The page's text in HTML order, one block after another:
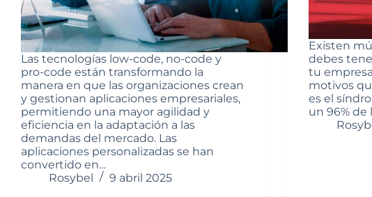
Las tecnologías low-code, no-code y
pro-code están transformando la
manera en que las organizaciones crean
y gestionan aplicaciones empresariales,
permitiendo una mayor agilidad y
eficiencia en la adaptación a las
demandas del mercado. Las
aplicaciones personalizadas se han
convertido en…
Rosybel
9 abril 2025
Existen
debes
tu
motivos
es el
un 96% de